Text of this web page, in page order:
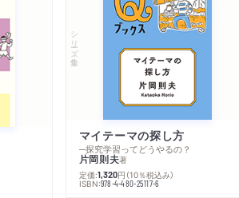
シリーズ・全集
マイテーマの探し方
─探究学習ってどうやるの？
片岡則夫著
定価:1,320円 （10％税込み）
ISBN:978-4-480-25117-6